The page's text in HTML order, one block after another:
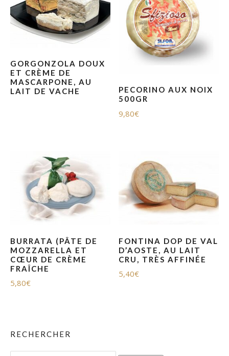
GORGONZOLA DOUX
ET CRÈME DE
MASCARPONE, AU
LAIT DE VACHE
PECORINO AUX NOIX
500GR
9,80€
BURRATA (PÂTE DE
MOZZARELLA ET
CŒUR DE CRÈME
FRAÎCHE
5,80€
FONTINA DOP DE VAL
D’AOSTE, AU LAIT
CRU, TRÈS AFFINÉE
5,40€
RECHERCHER